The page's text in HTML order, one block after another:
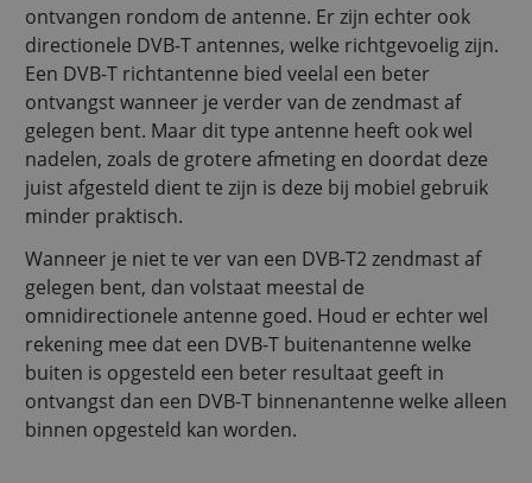
ontvangen rondom de antenne. Er zijn echter ook
directionele DVB-T antennes, welke richtgevoelig zijn.
Een DVB-T richtantenne bied veelal een beter
ontvangst wanneer je verder van de zendmast af
gelegen bent. Maar dit type antenne heeft ook wel
nadelen, zoals de grotere afmeting en doordat deze
juist afgesteld dient te zijn is deze bij mobiel gebruik
minder praktisch.
Wanneer je niet te ver van een DVB-T2 zendmast af
gelegen bent, dan volstaat meestal de
omnidirectionele antenne goed. Houd er echter wel
rekening mee dat een DVB-T buitenantenne welke
buiten is opgesteld een beter resultaat geeft in
ontvangst dan een DVB-T binnenantenne welke alleen
binnen opgesteld kan worden.